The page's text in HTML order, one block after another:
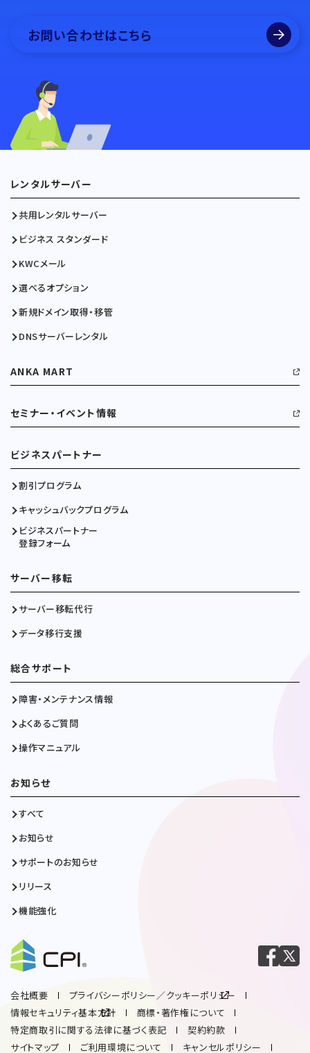
お問い合わせはこちら
レンタルサーバー
共用レンタルサーバー
ビジネス スタンダード
KWCメール
選べるオプション
新規ドメイン取得・移管
DNSサーバーレンタル
ANKA MART
セミナー・イベント情報
ビジネスパートナー
割引プログラム
キャッシュバックプログラム
ビジネスパートナー
登録フォーム
サーバー移転
サーバー移転代行
データ移行支援
総合サポート
障害・メンテナンス情報
よくあるご質問
操作マニュアル
お知らせ
すべて
お知らせ
サポートのお知らせ
リリース
機能強化
会社概要
プライバシーポリシー／クッキーポリシー
情報セキュリティ基本方針
商標・著作権について
特定商取引に関する法律に基づく表記
契約約款
サイトマップ
ご利用環境について キャンセルポリシー